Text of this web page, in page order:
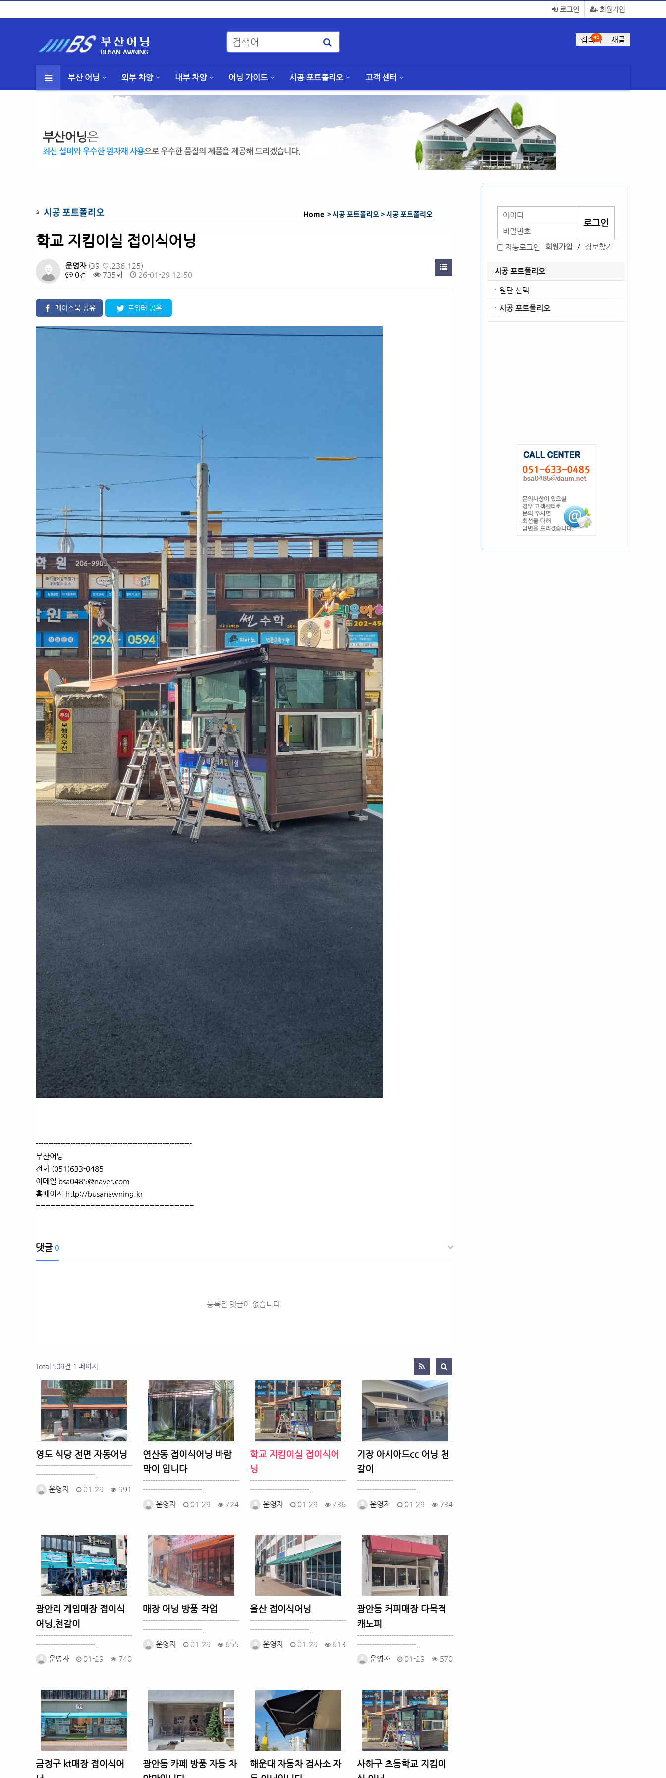
회원가입
로그인
접속자
40 새글
부산 어닝 외부 차양 내부 차양 어닝 가이드 시공 포트폴리오 고객 센터
º 시공 포트폴리오 Home > 시공 포트폴리오 >시공 포트폴리오
학교 지킴이실 접이식어닝
운영자(39.♡.236.125)
0건
735회 26-01-29 12:50
페이스북 공유 트위터 공유
---------------------------------------------------------------
부산어닝
전화 (051)633-0485
이메일 bsa0485@naver.com
홈페이지 http://busanawning.kr
================================
댓글 0
등록된 댓글이 없습니다.
Total 509건 1 페이지
영도 식당 전면 자동어닝
---------------------------------------
------------------------..
운영자
01-29 991
연산동 접이식어닝 바람
막이 입니다
---------------------------------------
------------------------..
운영자
01-29 724
학교 지킴이실 접이식어
닝
---------------------------------------
------------------------..
운영자
01-29 736
기장 아시아드cc 어닝 천
갈이
---------------------------------------
------------------------..
운영자
01-29 734
광안리 게임매장 접이식
어닝,천갈이
---------------------------------------
------------------------..
운영자
01-29 740
매장 어닝 방풍 작업
---------------------------------------
------------------------..
운영자
01-29 655
울산 접이식어닝
---------------------------------------
------------------------..
운영자
01-29 613
광안동 커피매장 다목적
캐노피
---------------------------------------
------------------------..
운영자
01-29 570
금정구 kt매장 접이식어
광안동 카페 방풍 자동 차
해운대 자동차 검사소 자
사하구 초등학교 지킴이
자동로그인 회원가입 / 정보찾기
시공 포트폴리오
원단 선택
시공 포트폴리오